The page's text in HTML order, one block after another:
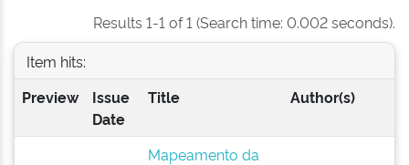
Results 1-1 of 1 (Search time: 0.002 seconds).
Item hits:
Preview
Issue
Date
Title Author(s)
Mapeamento da